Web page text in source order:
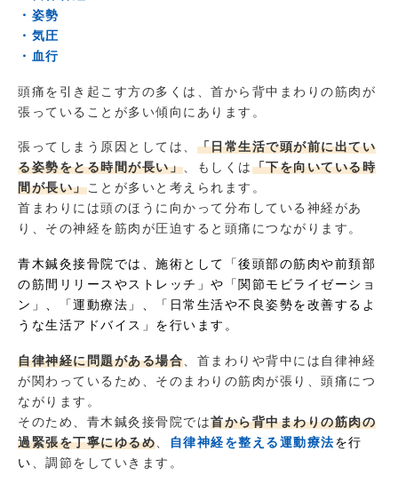
・姿勢
・気圧
・血行
頭痛を引き起こす方の多くは、首から背中まわりの筋肉が
張っていることが多い傾向にあります。
張ってしまう原因としては、 「日常生活で頭が前に出てい
る姿勢をとる時間が長い」、もしくは「下を向いている時
間が長い」ことが多いと考えられます。
首まわりには頭のほうに向かって分布している神経があ
り、その神経を筋肉が圧迫すると頭痛につながります。
青木鍼灸接骨院では、施術として「後頭部の筋肉や前頚部
の筋間リリースやストレッチ」や「関節モビライゼーショ
ン」、「運動療法」、「日常生活や不良姿勢を改善するよ
うな生活アドバイス」を行います。
自律神経に問題がある場合 、首まわりや背中には自律神経
が関わっているため、そのまわりの筋肉が張り、頭痛につ
ながります。
そのため、青木鍼灸接骨院では首から背中まわりの筋肉の
過緊張を丁寧にゆるめ
自律神経を整える運動療法を行
い 、調節をしていきます。